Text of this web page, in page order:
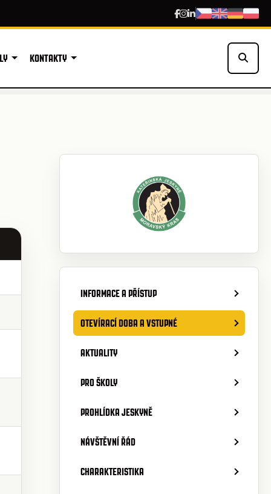
KONTAKTY
INFORMACE A PŘÍSTUP
OTEVÍRACÍ DOBA A VSTUPNÉ
AKTUALITY
PRO ŠKOLY
PROHLÍDKA JESKYNĚ
NÁVŠTĚVNÍ ŘÁD
CHARAKTERISTIKA